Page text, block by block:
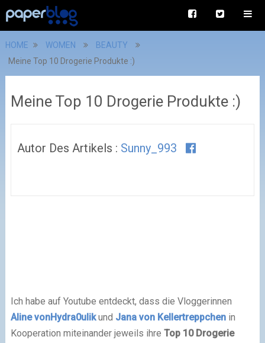
HOME WOMEN
BEAUTY
Meine Top 10 Drogerie Produkte :)
Meine Top 10 Drogerie Produkte :)
Autor Des Artikels : Sunny_993
Ich habe auf Youtube entdeckt, dass die Vloggerinnen
Aline vonHydra0ulikund Jana von Kellertreppchenin
Kooperation miteinander jeweils ihre Top 10 Drogerie